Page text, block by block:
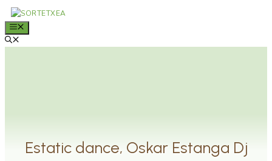
Saltar
al
contenido
Estatic dance, Oskar Estanga Dj